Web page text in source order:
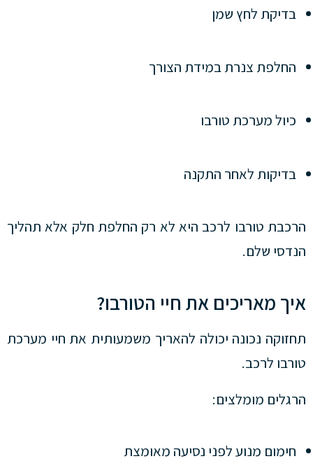
בדיקת לחץ שמן
החלפת צנרת במידת הצורך
כיול מערכת טורבו
בדיקות לאחר התקנה
הרכבת טורבו לרכב היא לא רק החלפת חלק אלא תהליך
הנדסי שלם.
איך מאריכים את חיי הטורבו?
תחזוקה נכונה יכולה להאריך משמעותית את חיי מערכת
טורבו לרכב.
הרגלים מומלצים:
חימום מנוע לפני נסיעה מאומצת